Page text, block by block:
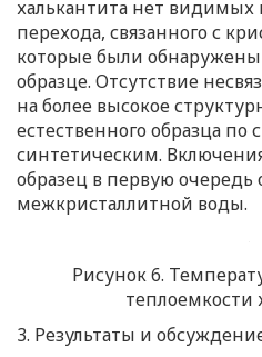
халькантита нет видимых
перехода, связанного с
которые были
образце. Отсутствие
на более высокое
естественного образца по
синтетическим.
образец в первую
межкристаллитной воды.
Рисунок 6.
теплоемкости
3. Результаты и